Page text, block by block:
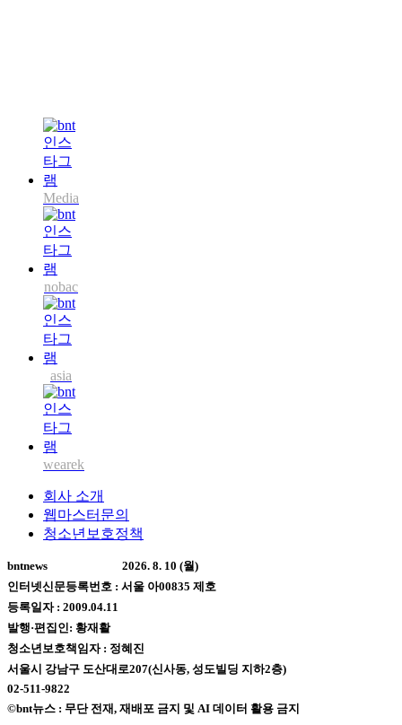
Media
nobac
asia
wearek
회사 소개
웹마스터문의
청소년보호정책
bntnews
2026. 8. 10 (월)
인터넷신문등록번호 : 서울 아00835 제호
등록일자 : 2009.04.11
발행·편집인: 황재활
청소년보호책임자 : 정혜진
서울시 강남구 도산대로207(신사동, 성도빌딩 지하2층)
02-511-9822
©bnt뉴스 : 무단 전재, 재배포 금지 및 AI 데이터 활용 금지